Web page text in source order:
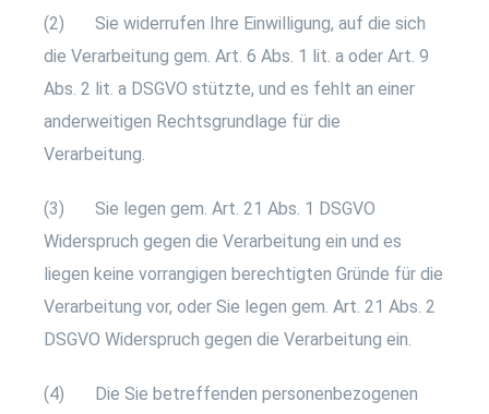
(2) Sie widerrufen Ihre Einwilligung, auf die sich
die Verarbeitung gem. Art. 6 Abs. 1 lit. a oder Art. 9
Abs. 2 lit. a DSGVO stützte, und es fehlt an einer
anderweitigen Rechtsgrundlage für die
Verarbeitung.
(3) Sie legen gem. Art. 21 Abs. 1 DSGVO
Widerspruch gegen die Verarbeitung ein und es
liegen keine vorrangigen berechtigten Gründe für die
Verarbeitung vor, oder Sie legen gem. Art. 21 Abs. 2
DSGVO Widerspruch gegen die Verarbeitung ein.
(4) Die Sie betreffenden personenbezogenen